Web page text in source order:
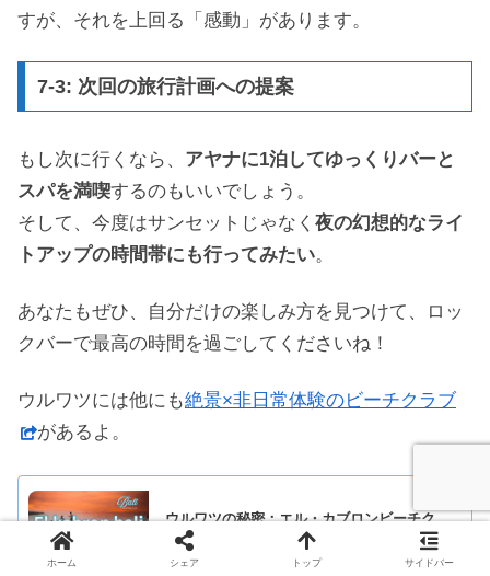
すが、それを上回る「感動」があります。
7-3: 次回の旅行計画への提案
もし次に行くなら、 アヤナに1泊してゆっくりバーと
スパを満喫するのもいいでしょう。
そして、今度はサンセットじゃなく 夜の幻想的なライ
トアップの時間帯にも行ってみたい。
あなたもぜひ、自分だけの楽しみ方を見つけて、ロッ
クバーで最高の時間を過ごしてくださいね！
ウルワツには他にも絶景×非日常体験のビーチクラブ
があるよ。
ウルワツの秘密：エル・カブロンビーチク
ラブで過ごす最高の一日
ホーム シェア トップ サイドバー